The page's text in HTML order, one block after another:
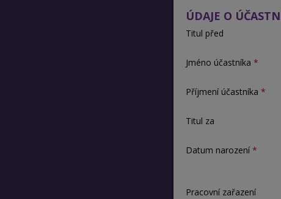
ÚDAJE O
Titul před
Jméno účastníka
Příjmení účastníka
Titul za
Datum narození
Pracovní zařazení